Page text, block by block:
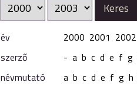
év 2000 2001 2002
szerző
- a b c d e f g
névmutató
a b c d e f g h